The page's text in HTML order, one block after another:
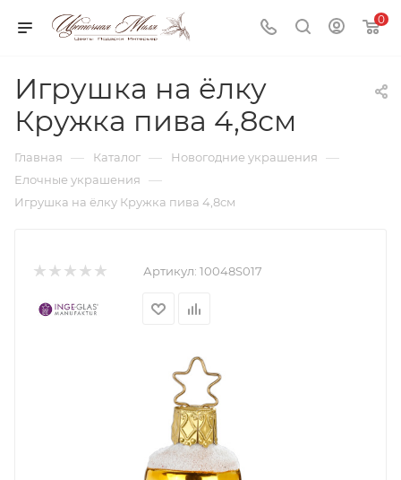
0
Игрушка на ёлку
Кружка пива 4,8см
Главная — Каталог — Новогодние украшения —
Елочные украшения —
Игрушка на ёлку Кружка пива 4,8см
Артикул: 10048S017